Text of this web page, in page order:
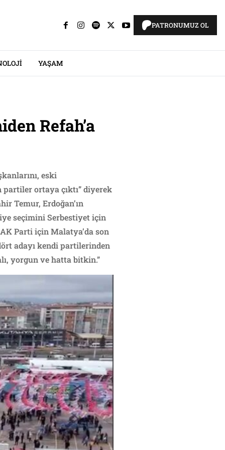
PATRONUMUZ OL
YAŞAM
Refah’a
eski
ortaya çıktı” diyerek
Temur, Erdoğan’ın
seçimini Serbestiyet için
Parti için Malatya’da son
adayı kendi partilerinden
yorgun ve hatta bitkin.”